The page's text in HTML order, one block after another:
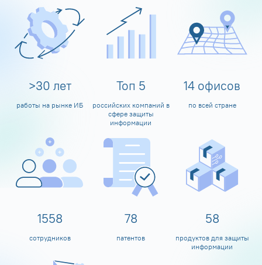
>30 лет
работы на рынке ИБ
Топ 5
российских компаний в
сфере защиты
информации
14 офисов
по всей стране
1600
сотрудников
80
патентов
60
продуктов для защиты
информации